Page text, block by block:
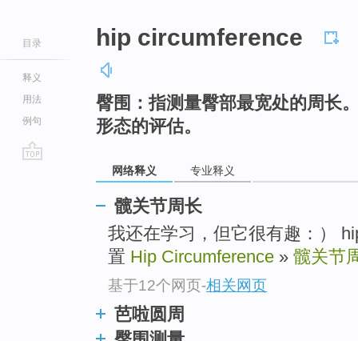
目录
释义
用法
例句
hip circumference
臀围：指测量臀部最宽处的周长
形态的评估。
网络释义 专业释义
髋关节周长
我还在学习，但它很有趣：）
置 Hip Circumference » 髋关节
基于12个网页-相关网页
芭啦圆周